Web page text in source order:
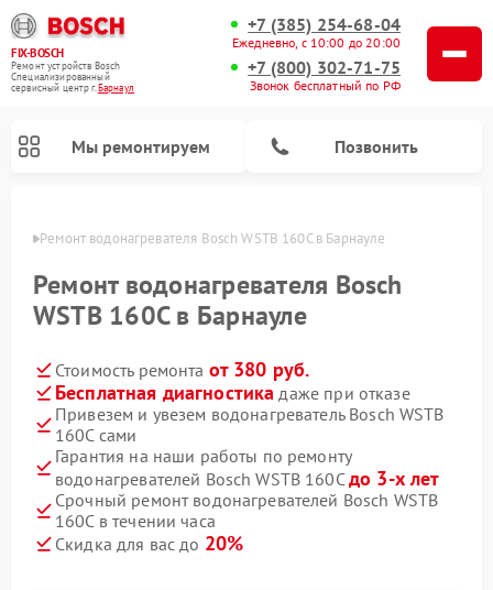
FIX-BOSCH
Ремонт устройств Bosch
Специализированный
cервисный центр г.Барнаул
+7 (385) 254-68-04
Ежедневно, с 10:00 до 20:00
+7 (800) 302-71-75
Звонок бесплатный по РФ
Мы ремонтируем Позвонить
Ремонт водонагревателя Bosch WSTB 160C в Барнауле
Ремонт водонагревателя Bosch
WSTB 160C в Барнауле
Стоимость ремонта от 380 руб.
Бесплатная диагностика даже при отказе
Привезем и увезем водонагреватель Bosch WSTB
160C сами
Гарантия на наши работы по ремонту
водонагревателей Bosch WSTB 160Cдо 3-х лет
Срочный ремонт водонагревателей Bosch WSTB
160C в течении часа
Скидка для вас до 20%